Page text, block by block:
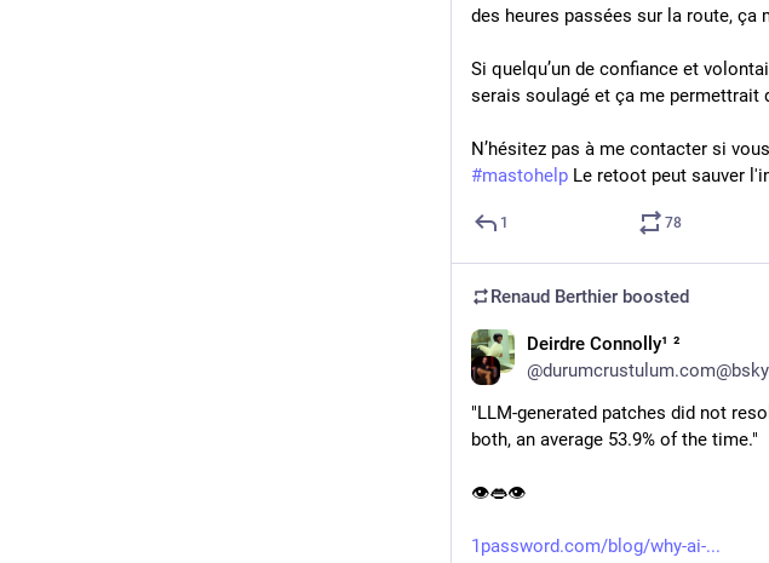
des heures passées sur la route, ça
Si quelqu’un de confiance et
serais soulagé et ça me permettrait
N’hésitez pas à me contacter si
#mastohelp Le retoot peut sauver
1 78
Renaud Berthier boosted
Deirdre Connolly¹ ²
"LLM-generated patches did not
both, an average 53.9% of the time."
👁️👄👁️
1password.com/blog/why-ai-...